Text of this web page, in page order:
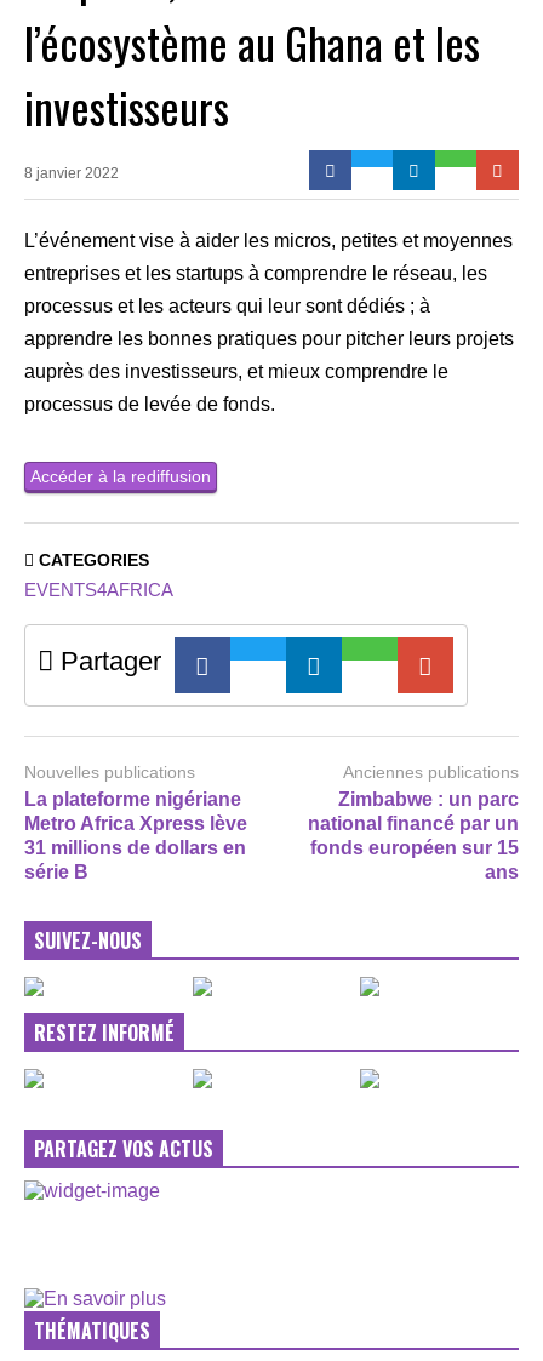
l’écosystème au Ghana et les
investisseurs
8 janvier 2022
L’événement vise à aider les micros, petites et moyennes
entreprises et les startups à comprendre le réseau, les
processus et les acteurs qui leur sont dédiés ; à
apprendre les bonnes pratiques pour pitcher leurs projets
auprès des investisseurs, et mieux comprendre le
processus de levée de fonds.
Accéder à la rediffusion
CATEGORIES
EVENTS4AFRICA
Partager
Nouvelles publications
La plateforme nigériane
Metro Africa Xpress lève
31 millions de dollars en
série B
Anciennes publications
Zimbabwe : un parc
national financé par un
fonds européen sur 15
ans
SUIVEZ-NOUS
RESTEZ INFORMÉ
PARTAGEZ VOS ACTUS
THÉMATIQUES